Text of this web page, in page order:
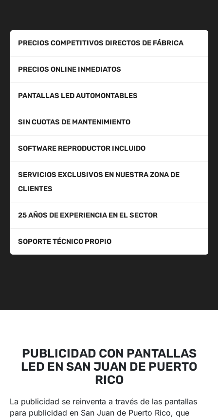
PRECIOS COMPETITIVOS DIRECTOS DE FÁBRICA
PRECIOS ONLINE INMEDIATOS
PANTALLAS LED AUTOMONTABLES
SIN CUOTAS DE MANTENIMIENTO
SOFTWARE REPRODUCTOR INCLUIDO
SERVICIOS EXCLUSIVOS EN NUESTRA ZONA DE
CLIENTES
25 AÑOS DE EXPERIENCIA EN EL SECTOR
SOPORTE TÉCNICO PROPIO
PUBLICIDAD CON PANTALLAS
LED EN SAN JUAN DE PUERTO
RICO
La publicidad se reinventa a través de las pantallas
para publicidad en San Juan de Puerto Rico, que